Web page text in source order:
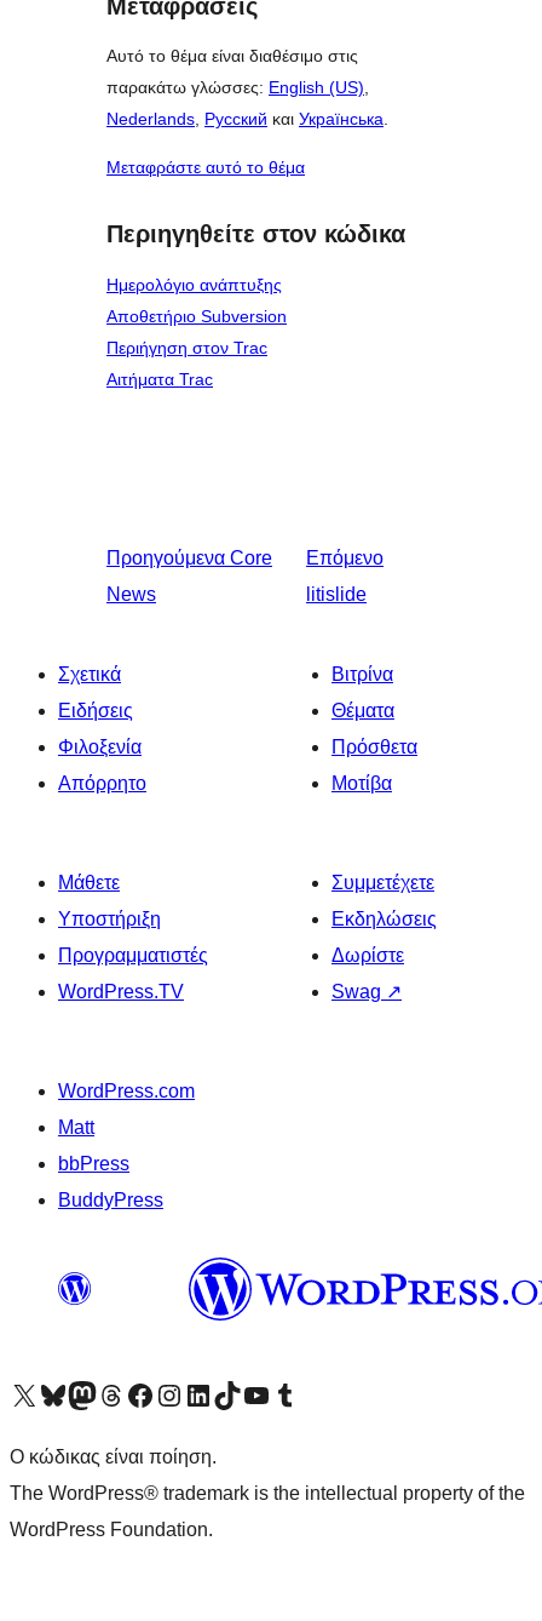
Μεταφράσεις
Αυτό το θέμα είναι διαθέσιμο στις
παρακάτω γλώσσες: English (US),
Nederlands, Русский και Українська.
Μεταφράστε αυτό το θέμα
Περιηγηθείτε στον κώδικα
Ημερολόγιο ανάπτυξης
Αποθετήριο Subversion
Περιήγηση στον Trac
Αιτήματα Trac
Προηγούμενα Core
News
Επόμενο
litislide
Σχετικά
Ειδήσεις
Φιλοξενία
Απόρρητο
Βιτρίνα
Θέματα
Πρόσθετα
Μοτίβα
Μάθετε
Υποστήριξη
Προγραμματιστές
WordPress.TV
Συμμετέχετε
Εκδηλώσεις
Δωρίστε
Swag ↗
WordPress.com
Matt
bbPress
BuddyPress
Visit our X (formerly Twitter) account
Visit our Bluesky account
Επισκεφθείτε τον λογαριασμό μας στο Mastodon
Visit our Threads account
Επισκεφτείτε τη σελίδα μας στο Facebook
Επισκεφθείτε τον λογαριασμό μας Instagram
Επισκεφθείτε τον λογαριασμό μας LinkedIn
Visit our TikTok account
Visit our YouTube channel
Visit our Tumblr account
Ο κώδικας είναι ποίηση.
The WordPress® trademark is the intellectual property of the
WordPress Foundation.